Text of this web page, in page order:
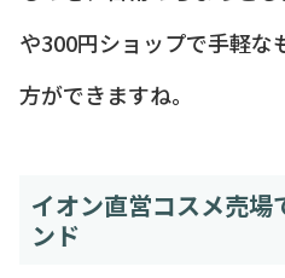
や300円ショップで手軽な
方ができますね。
イオン直営コスメ売場
ンド